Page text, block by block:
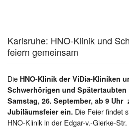
Karlsruhe: HNO-Klinik und
feiern gemeinsam
Die HNO-Klinik der ViDia-Kliniken
Schwerhörigen und
Samstag, 26. September, ab 9 Uhr
Jubiläumsfeier ein. Die Feier findet
HNO-Klinik in der Edgar-v.-Gierke-Str.